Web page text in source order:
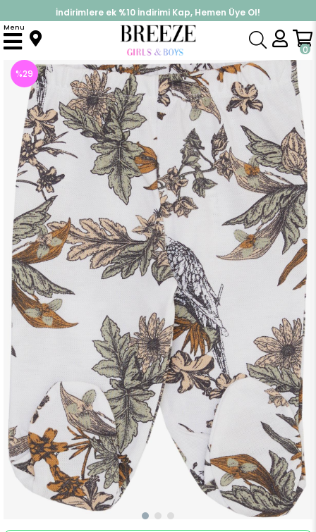
%30 Sepette Yaz İndirimi, Hemen Al!
İndirimlere ek %10 İndirimi Kap, Hemen Üye Ol!
0
Menu
Anasayfa Alt Giyim Eşofman Altı Kız Bebek Patikli Alt Çiçek Desenli Beyaz (6 Ay)
%29
İndirim